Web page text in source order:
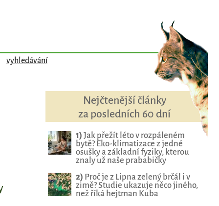
vyhledávání
Nejčtenější články
za posledních 60 dní
1) Jak přežít léto v rozpáleném
bytě? Eko-klimatizace z jedné
osušky a základní fyziky, kterou
znaly už naše prababičky
2) Proč je z Lipna zelený brčál i v
zimě? Studie ukazuje něco jiného,
než říká hejtman Kuba